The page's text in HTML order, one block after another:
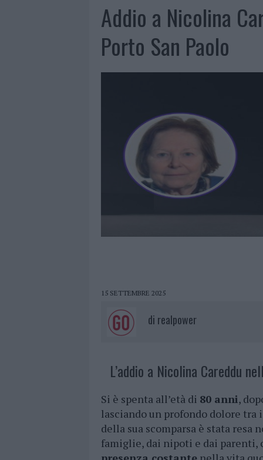
7 AGOSTO 2026
CONTROLLI ALL’AEROPORTO DI
Addio a Nicolina
Porto San Paolo
15 SETTEMBRE 2025
di realpower
L’addio a Nicolina Careddu
Si è spenta all’età di 80 anni,
lasciando un profondo dolore
della sua scomparsa è stata
famiglie, dai nipoti e dai parenti,